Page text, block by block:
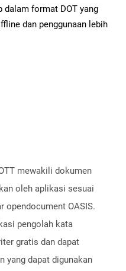
dalam format DOT yang
dan penggunaan lebih
mewakili dokumen
oleh aplikasi sesuai
opendocument OASIS.
pengolah kata
gratis dan dapat
yang dapat digunakan